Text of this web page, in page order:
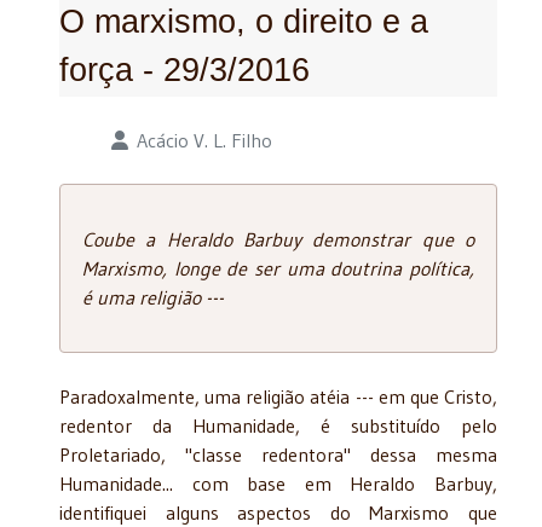
O marxismo, o direito e a
força - 29/3/2016
Detalhes Acácio V. L. Filho
Coube a Heraldo Barbuy demonstrar que o
Marxismo, longe de ser uma doutrina política,
é uma religião ---
Paradoxalmente, uma religião atéia --- em que Cristo,
redentor da Humanidade, é substituído pelo
Proletariado, "classe redentora" dessa mesma
Humanidade... com base em Heraldo Barbuy,
identifiquei alguns aspectos do Marxismo que